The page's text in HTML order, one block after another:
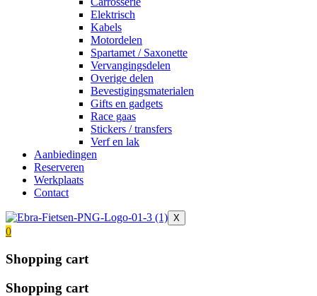
Elektrisch
Kabels
Motordelen
Spartamet / Saxonette
Vervangingsdelen
Overige delen
Bevestigingsmaterialen
Gifts en gadgets
Race gaas
Stickers / transfers
Verf en lak
Aanbiedingen
Reserveren
Werkplaats
Contact
X
0
Shopping cart
Shopping cart